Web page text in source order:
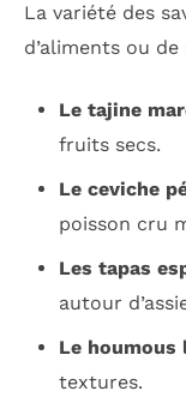
La variété des
d’aliments ou
Le tajine
fruits secs.
Le ceviche
poisson cru
Les tapas
autour
Le houmous
textures.